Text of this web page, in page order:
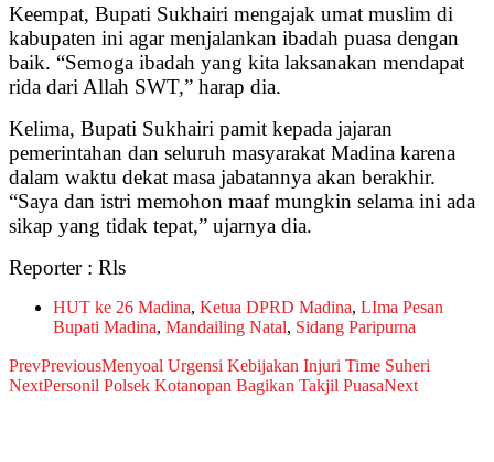
Keempat, Bupati Sukhairi mengajak umat muslim di
kabupaten ini agar menjalankan ibadah puasa dengan
baik. “Semoga ibadah yang kita laksanakan mendapat
rida dari Allah SWT,” harap dia.
Kelima, Bupati Sukhairi pamit kepada jajaran
pemerintahan dan seluruh masyarakat Madina karena
dalam waktu dekat masa jabatannya akan berakhir.
“Saya dan istri memohon maaf mungkin selama ini ada
sikap yang tidak tepat,” ujarnya dia.
Reporter : Rls
HUT ke 26 Madina, Ketua DPRD Madina, LIma Pesan
Bupati Madina, Mandailing Natal, Sidang Paripurna
PrevPreviousMenyoal Urgensi Kebijakan Injuri Time Suheri
NextPersonil Polsek Kotanopan Bagikan Takjil PuasaNext